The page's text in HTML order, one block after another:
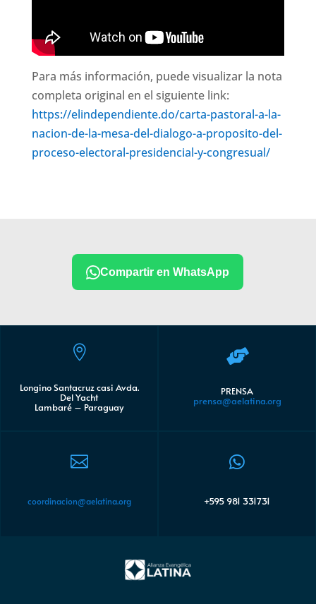
Para más información, puede visualizar la nota
completa original en el siguiente link:
https://elindependiente.do/carta-pastoral-a-la-
nacion-de-la-mesa-del-dialogo-a-proposito-del-
proceso-electoral-presidencial-y-congresual/
Compartir en WhatsApp

Longino Santacruz casi Avda.
Del Yacht
Lambaré – Paraguay

coordinacion@aelatina.org

PRENSA
prensa@aelatina.org

+595 981 331731